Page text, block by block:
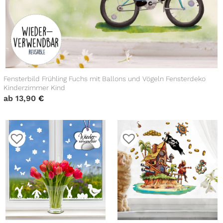
Fensterbild Frühling Fuchs mit Ballons und Vögeln Fensterdeko
Kinderzimmer Kind
ab 13,90 €